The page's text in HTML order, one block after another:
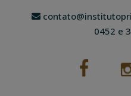
0452 e